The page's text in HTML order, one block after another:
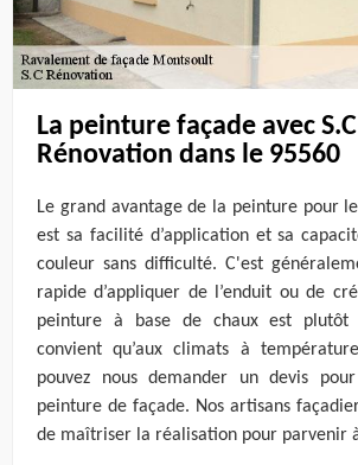
La peinture façade avec S.C
Rénovation dans le 95560
Le grand avantage de la peinture pour
est sa facilité d’application et sa
couleur sans difficulté. C'est
rapide d’appliquer de l’enduit ou de
peinture à base de chaux est plutôt
convient qu’aux climats à
pouvez nous demander un devis
peinture de façade. Nos artisans
de maîtriser la réalisation pour parvenir